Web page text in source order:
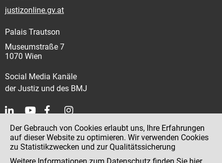
justizonline.gv.at
Palais Trautson
Museumstraße 7
1070 Wien
Social Media Kanäle
der Justiz und des BMJ
Kontakt
Impressum
Der Gebrauch von Cookies erlaubt uns, Ihre Erfahrungen
auf dieser Website zu optimieren. Wir verwenden Cookies
zu Statistikzwecken und zur Qualitätssicherung